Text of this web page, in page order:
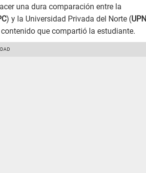
una dura comparación entre la
) y la Universidad Privada del Norte (UPN
que compartió la estudiante.